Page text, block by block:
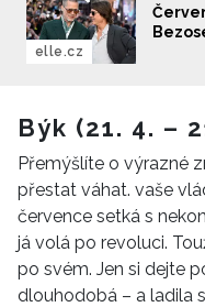
elle.cz
Býk (21. 4. –
Přemýšlíte o výrazné
přestat váhat. vaše
července setká s
já volá po revoluci.
po svém. Jen si dejte
dlouhodobá – a ladila